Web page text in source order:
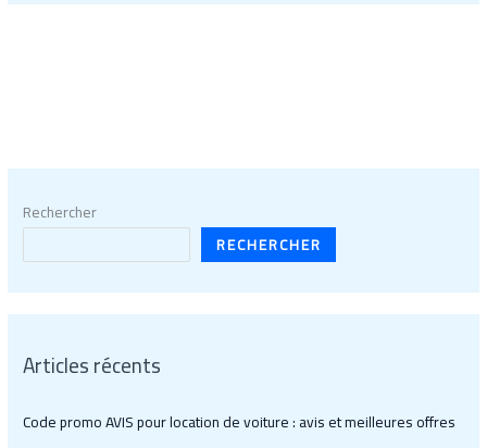
Rechercher
RECHERCHER
Articles récents
Code promo AVIS pour location de voiture : avis et meilleures offres